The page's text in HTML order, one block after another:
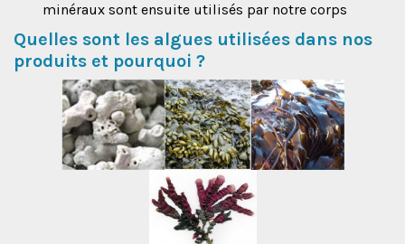
minéraux sont ensuite utilisés par notre corps
Quelles sont les algues utilisées dans nos
produits et pourquoi ?